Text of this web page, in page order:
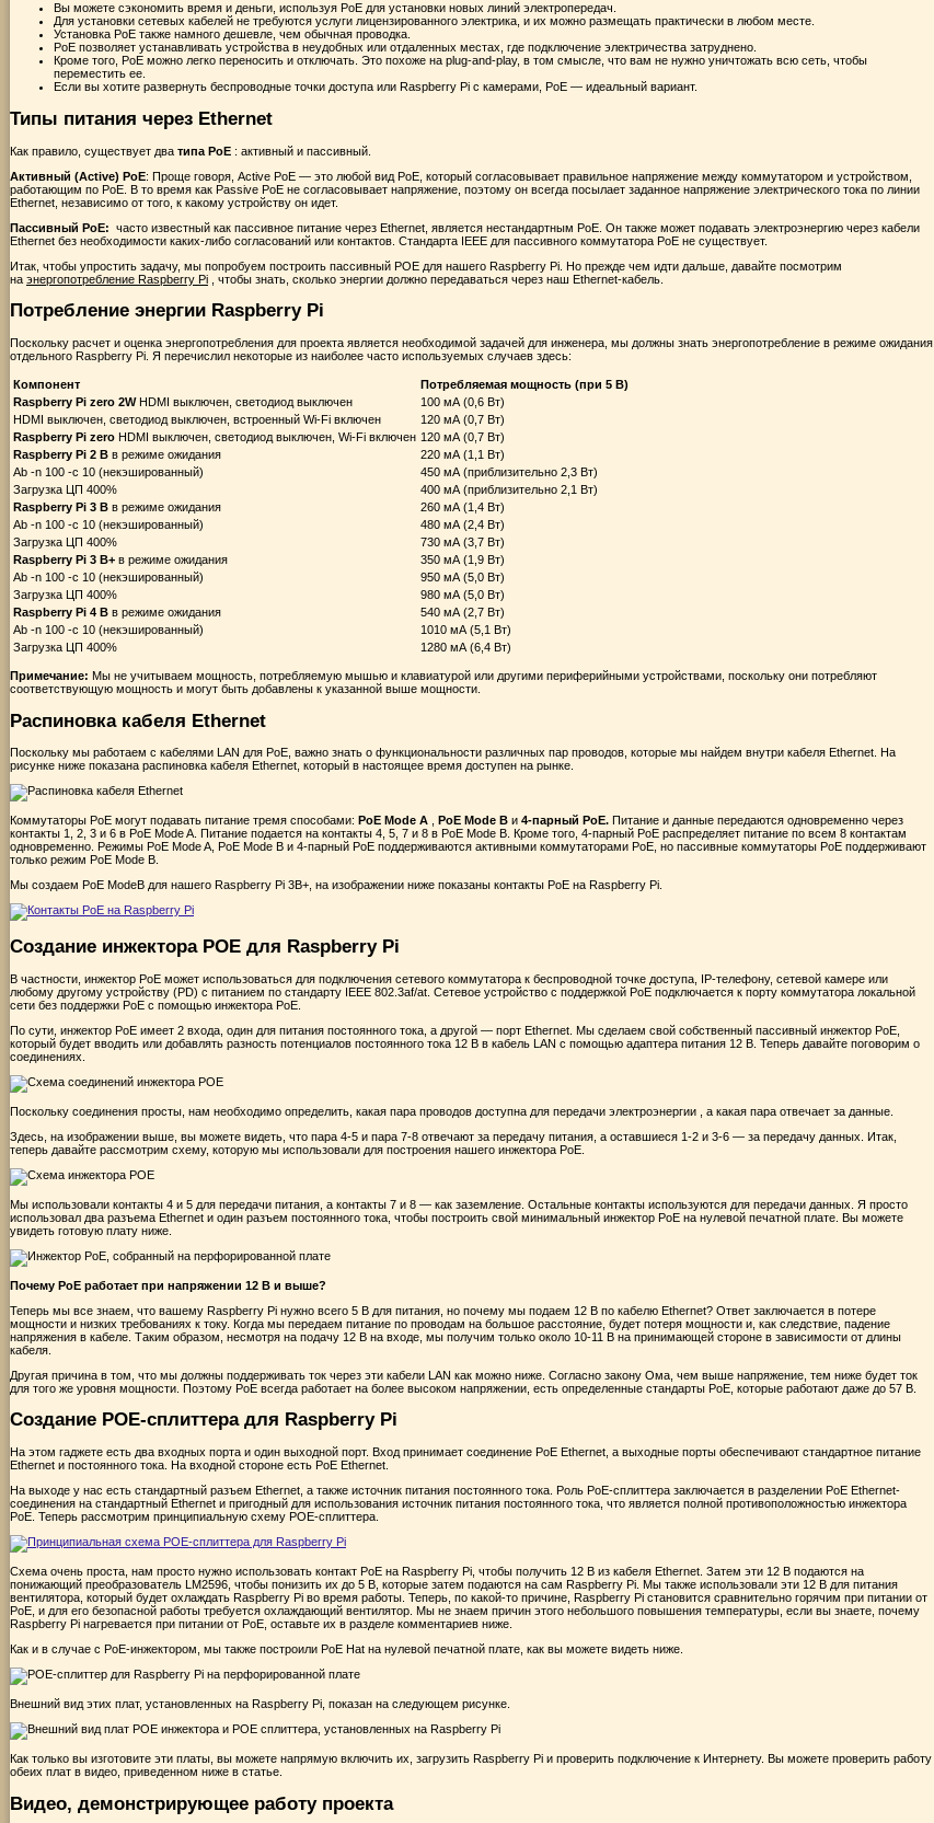
Вы можете сэкономить время и деньги, используя PoE для установки новых линий электропередач.
Для установки сетевых кабелей не требуются услуги лицензированного электрика, и их можно размещать практически в любом месте.
Установка PoE также намного дешевле, чем обычная проводка.
PoE позволяет устанавливать устройства в неудобных или отдаленных местах, где подключение электричества затруднено.
Кроме того, PoE можно легко переносить и отключать. Это похоже на plug-and-play, в том смысле, что вам не нужно уничтожать всю сеть, чтобы
переместить ее.
Если вы хотите развернуть беспроводные точки доступа или Raspberry Pi с камерами, PoE — идеальный вариант.
Типы питания через Ethernet
Как правило, существует два типа PoE : активный и пассивный.
Активный (Active) PoE: Проще говоря, Active PoE — это любой вид PoE, который согласовывает правильное напряжение между коммутатором и устройством,
работающим по PoE. В то время как Passive PoE не согласовывает напряжение, поэтому он всегда посылает заданное напряжение электрического тока по линии
Ethernet, независимо от того, к какому устройству он идет.
Пассивный PoE: часто известный как пассивное питание через Ethernet, является нестандартным PoE. Он также может подавать электроэнергию через кабели
Ethernet без необходимости каких-либо согласований или контактов. Стандарта IEEE для пассивного коммутатора PoE не существует.
Итак, чтобы упростить задачу, мы попробуем построить пассивный POE для нашего Raspberry Pi. Но прежде чем идти дальше, давайте посмотрим
на энергопотребление Raspberry Pi , чтобы знать, сколько энергии должно передаваться через наш Ethernet-кабель.
Потребление энергии Raspberry Pi
Поскольку расчет и оценка энергопотребления для проекта является необходимой задачей для инженера, мы должны знать энергопотребление в режиме ожидания
отдельного Raspberry Pi. Я перечислил некоторые из наиболее часто используемых случаев здесь:
Компонент
Потребляемая мощность (при 5 В)
Raspberry Pi zero 2WHDMI выключен, светодиод выключен
100 мА (0,6 Вт)
HDMI выключен, светодиод выключен, встроенный Wi-Fi включен
120 мА (0,7 Вт)
Raspberry Pi zero HDMI выключен, светодиод выключен, Wi-Fi включен 120 мА (0,7 Вт)
Raspberry Pi 2 B в режиме ожидания
220 мА (1,1 Вт)
Ab -n 100 -c 10 (некэшированный)
450 мА (приблизительно 2,3 Вт)
Загрузка ЦП 400%
400 мА (приблизительно 2,1 Вт)
Raspberry Pi 3 B в режиме ожидания
260 мА (1,4 Вт)
Ab -n 100 -c 10 (некэшированный)
480 мА (2,4 Вт)
Загрузка ЦП 400%
730 мА (3,7 Вт)
Raspberry Pi 3 B+ в режиме ожидания
350 мА (1,9 Вт)
Ab -n 100 -c 10 (некэшированный)
950 мА (5,0 Вт)
Загрузка ЦП 400%
980 мА (5,0 Вт)
Raspberry Pi 4 B в режиме ожидания
540 мА (2,7 Вт)
Ab -n 100 -c 10 (некэшированный)
1010 мА (5,1 Вт)
Загрузка ЦП 400%
1280 мА (6,4 Вт)
Примечание: Мы не учитываем мощность, потребляемую мышью и клавиатурой или другими периферийными устройствами, поскольку они потребляют
соответствующую мощность и могут быть добавлены к указанной выше мощности.
Распиновка кабеля Ethernet
Поскольку мы работаем с кабелями LAN для PoE, важно знать о функциональности различных пар проводов, которые мы найдем внутри кабеля Ethernet. На
рисунке ниже показана распиновка кабеля Ethernet, который в настоящее время доступен на рынке.
Коммутаторы PoE могут подавать питание тремя способами: PoE Mode A , PoE Mode B и 4-парный PoE. Питание и данные передаются одновременно через
контакты 1, 2, 3 и 6 в PoE Mode A. Питание подается на контакты 4, 5, 7 и 8 в PoE Mode B. Кроме того, 4-парный PoE распределяет питание по всем 8 контактам
одновременно. Режимы PoE Mode A, PoE Mode B и 4-парный PoE поддерживаются активными коммутаторами PoE, но пассивные коммутаторы PoE поддерживают
только режим PoE Mode B.
Мы создаем PoE ModeB для нашего Raspberry Pi 3B+, на изображении ниже показаны контакты PoE на Raspberry Pi.
Создание инжектора POE для Raspberry Pi
В частности, инжектор PoE может использоваться для подключения сетевого коммутатора к беспроводной точке доступа, IP-телефону, сетевой камере или
любому другому устройству (PD) с питанием по стандарту IEEE 802.3af/at. Сетевое устройство с поддержкой PoE подключается к порту коммутатора локальной
сети без поддержки PoE с помощью инжектора PoE.
По сути, инжектор PoE имеет 2 входа, один для питания постоянного тока, а другой — порт Ethernet. Мы сделаем свой собственный пассивный инжектор PoE,
который будет вводить или добавлять разность потенциалов постоянного тока 12 В в кабель LAN с помощью адаптера питания 12 В. Теперь давайте поговорим о
соединениях.
Поскольку соединения просты, нам необходимо определить, какая пара проводов доступна для передачи электроэнергии , а какая пара отвечает за данные.
Здесь, на изображении выше, вы можете видеть, что пара 4-5 и пара 7-8 отвечают за передачу питания, а оставшиеся 1-2 и 3-6 — за передачу данных. Итак,
теперь давайте рассмотрим схему, которую мы использовали для построения нашего инжектора PoE.
Мы использовали контакты 4 и 5 для передачи питания, а контакты 7 и 8 — как заземление. Остальные контакты используются для передачи данных. Я просто
использовал два разъема Ethernet и один разъем постоянного тока, чтобы построить свой минимальный инжектор PoE на нулевой печатной плате. Вы можете
увидеть готовую плату ниже.
Почему PoE работает при напряжении 12 В и выше?
Теперь мы все знаем, что вашему Raspberry Pi нужно всего 5 В для питания, но почему мы подаем 12 В по кабелю Ethernet? Ответ заключается в потере
мощности и низких требованиях к току. Когда мы передаем питание по проводам на большое расстояние, будет потеря мощности и, как следствие, падение
напряжения в кабеле. Таким образом, несмотря на подачу 12 В на входе, мы получим только около 10-11 В на принимающей стороне в зависимости от длины
кабеля.
Другая причина в том, что мы должны поддерживать ток через эти кабели LAN как можно ниже. Согласно закону Ома, чем выше напряжение, тем ниже будет ток
для того же уровня мощности. Поэтому PoE всегда работает на более высоком напряжении, есть определенные стандарты PoE, которые работают даже до 57 В.
Создание POE-сплиттера для Raspberry Pi
На этом гаджете есть два входных порта и один выходной порт. Вход принимает соединение PoE Ethernet, а выходные порты обеспечивают стандартное питание
Ethernet и постоянного тока. На входной стороне есть PoE Ethernet.
На выходе у нас есть стандартный разъем Ethernet, а также источник питания постоянного тока. Роль PoE-сплиттера заключается в разделении PoE Ethernet-
соединения на стандартный Ethernet и пригодный для использования источник питания постоянного тока, что является полной противоположностью инжектора
PoE. Теперь рассмотрим принципиальную схему POE-сплиттера.
Схема очень проста, нам просто нужно использовать контакт PoE на Raspberry Pi, чтобы получить 12 В из кабеля Ethernet. Затем эти 12 В подаются на
понижающий преобразователь LM2596, чтобы понизить их до 5 В, которые затем подаются на сам Raspberry Pi. Мы также использовали эти 12 В для питания
вентилятора, который будет охлаждать Raspberry Pi во время работы. Теперь, по какой-то причине, Raspberry Pi становится сравнительно горячим при питании от
PoE, и для его безопасной работы требуется охлаждающий вентилятор. Мы не знаем причин этого небольшого повышения температуры, если вы знаете, почему
Raspberry Pi нагревается при питании от PoE, оставьте их в разделе комментариев ниже.
Как и в случае с PoE-инжектором, мы также построили PoE Hat на нулевой печатной плате, как вы можете видеть ниже.
Внешний вид этих плат, установленных на Raspberry Pi, показан на следующем рисунке.
Как только вы изготовите эти платы, вы можете напрямую включить их, загрузить Raspberry Pi и проверить подключение к Интернету. Вы можете проверить работу
обеих плат в видео, приведенном ниже в статье.
Видео, демонстрирующее работу проекта